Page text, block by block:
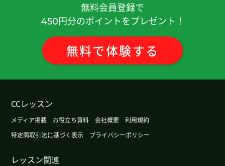
谢谢，3月份我打算去西安旅游。期待。下次见
代 男性 )
谢谢，日本算命的人不太多的感觉。( 40代 男性 )
发展余地。和您学中文很开心！下次见！
我住的地方没有海滩。在日本的话有海滩。下次见
無料会員登録で
450円分のポイントをプレゼント！
無料で体験する
CCレッスン
メディア掲載 お役立ち資料 会社概要
利用規約
特定商取引法に基づく表示
プライバシーポリシー
レッスン関連